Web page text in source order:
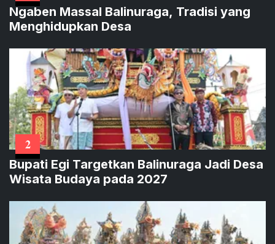
Ngaben Massal Balinuraga, Tradisi yang
Menghidupkan Desa
2
Bupati Egi Targetkan Balinuraga Jadi Desa
Wisata Budaya pada 2027